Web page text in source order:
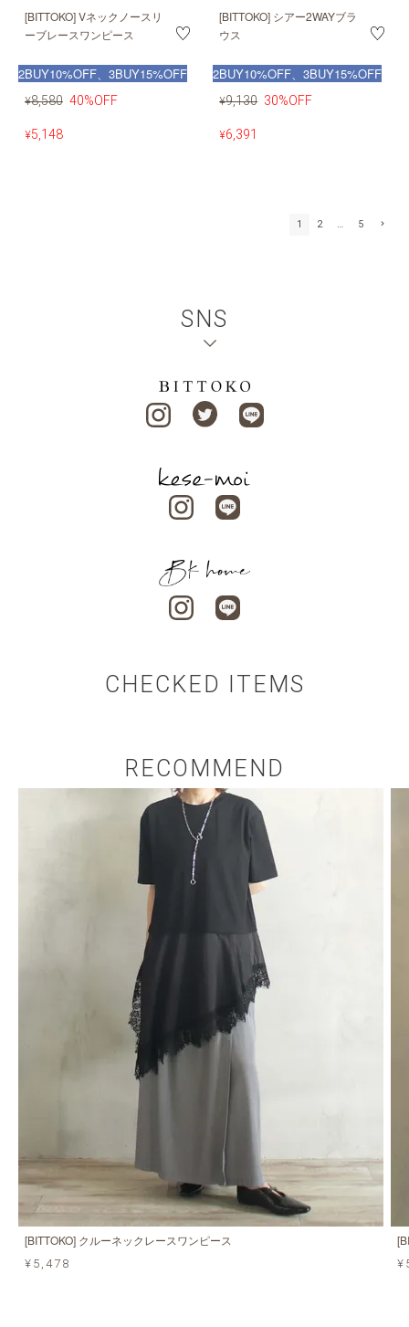
[BITTOKO] Vネックノースリ
ーブレースワンピース
2BUY10%OFF、3BUY15%OFF
¥8,580 40%OFF
¥5,148
[BITTOKO] シアー2WAYブラ
ウス
2BUY10%OFF、3BUY15%OFF
¥9,130 30%OFF
¥6,391
1 2 … 5
SNS
CHECKED ITEMS
RECOMMEND
[BITTOKO] クルーネックレースワンピース
¥5,478